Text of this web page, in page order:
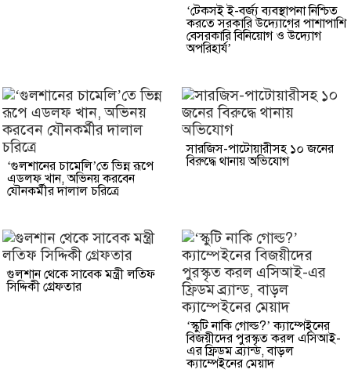
‘টেকসই ই-বর্জ্য ব্যবস্থাপনা নিশ্চিত
করতে সরকারি উদ্যোগের পাশাপাশি
বেসরকারি বিনিয়োগ ও উদ্যোগ
অপরিহার্য’
‘গুলশানের চামেলি’তে ভিন্ন রূপে
এডলফ খান, অভিনয় করবেন
যৌনকর্মীর দালাল চরিত্রে
সারজিস-পাটোয়ারীসহ ১০ জনের
বিরুদ্ধে থানায় অভিযোগ
গুলশান থেকে সাবেক মন্ত্রী লতিফ
সিদ্দিকী গ্রেফতার
‘স্কুটি নাকি গোল্ড?’ ক্যাম্পেইনের
বিজয়ীদের পুরস্কৃত করল এসিআই-
এর ফ্রিডম ব্র্যান্ড, বাড়ল
ক্যাম্পেইনের মেয়াদ